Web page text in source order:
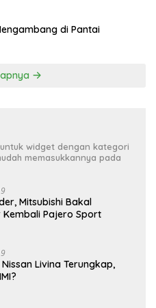
di Pantai
widget dengan kategori
memasukkannya pada
Mitsubishi Bakal
Kembali Pajero Sport
Livina Terungkap,